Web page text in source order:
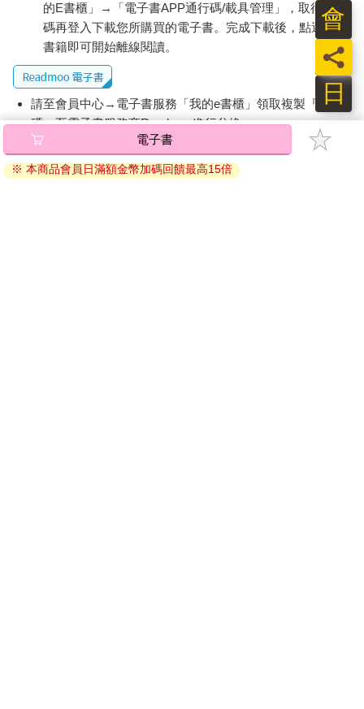
的E書櫃」→「電子書APP通行碼/載具管理」，取得通行
碼再登入下載您所購買的電子書。完成下載後，點選任一
書籍即可開始離線閱讀。
請至會員中心→電子書服務「我的e書櫃」領取複製『兌換
碼』至電子書服務商Readmoo進行兌換。
退換貨須知：
因版權保護，您在金石堂所購買的電子書僅能以金石堂專屬
電子書
※ 本商品會員日滿額金幣加碼回饋最高15倍
日
員
會